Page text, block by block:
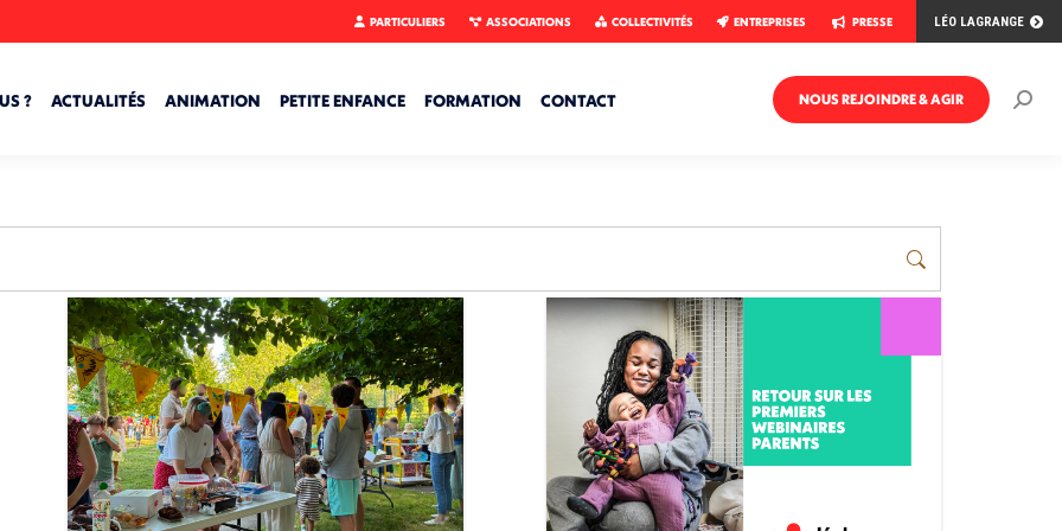
PARTICULIERS ASSOCIATIONS COLLECTIVITÉS ENTREPRISES PRESSE LÉO LAGRANGE
? ACTUALITÉS ANIMATION PETITE ENFANCE FORMATION CONTACT NOUS REJOINDRE & AGIR